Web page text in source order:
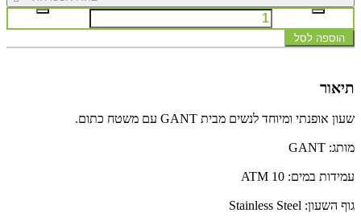
הוספה לסל
תיאור
שעון אופנתי ומיוחד לנשים מבית GANT עם משטח כתום.
מותג: GANT
עמידות במים: 10 ATM
גוף השעון: Stainless Steel